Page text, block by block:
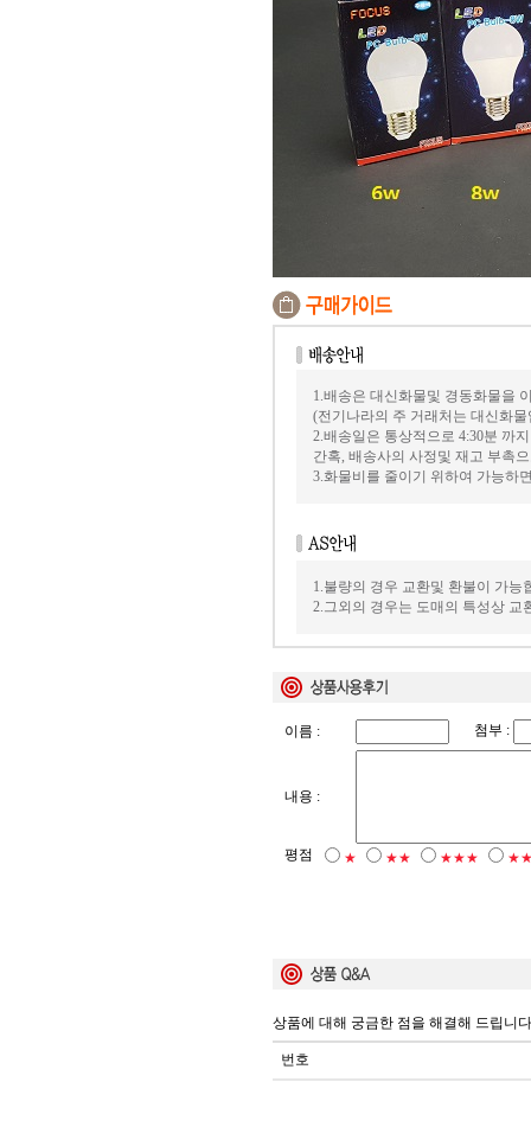
1.배송은 대신화물및 경동화물을
(전기나라의 주 거래처는 대신화물
2.배송일은 통상적으로 4:30분 까
간혹, 배송사의 사정및 재고 부촉
3.화물비를 줄이기 위하여 가능하
1.불량의 경우 교환및 환불이 가능
2.그외의 경우는 도매의 특성상 교
이름 : 첨부 :
내용 :
평점 ★ ★★ ★★★
상품에 대해 궁금한 점을 해결해 드립니
번호